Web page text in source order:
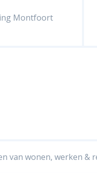
Montfoort
van wonen, werken &